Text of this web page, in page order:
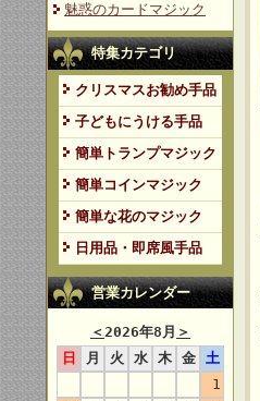
魅惑のカードマジック
特集カテゴリ
クリスマスお勧め手品
子どもにうける手品
簡単トランプマジック
簡単コインマジック
簡単な花のマジック
日用品・即席風手品
営業カレンダー
＜2026年8月 ＞
日
月 火 水 木 金
土
1